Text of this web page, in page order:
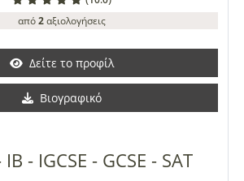
από2αξιολογήσεις
Δείτε το προφίλ
Βιογραφικό
- IGCSE - GCSE - SAT